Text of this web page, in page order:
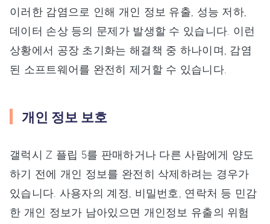
이러한 감염으로 인해 개인 정보 유출, 성능 저하,
데이터 손상 등의 문제가 발생할 수 있습니다. 이런
상황에서 공장 초기화는 해결책 중 하나이며, 감염
된 소프트웨어를 완전히 제거할 수 있습니다.
개인 정보 보호
갤럭시 Z 플립 5를 판매하거나 다른 사람에게 양도
하기 전에 개인 정보를 완전히 삭제하려는 경우가
있습니다. 사용자의 계정, 비밀번호, 연락처 등 민감
한 개인 정보가 남아있으면 개인정보 유출의 위험